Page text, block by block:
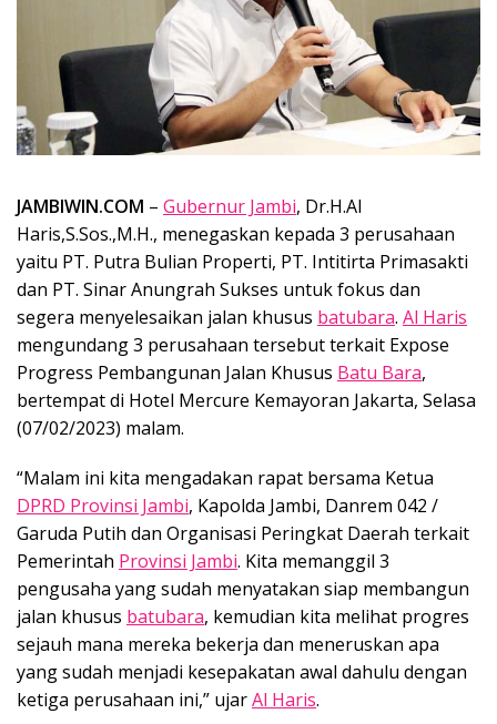
JAMBIWIN.COM – Gubernur Jambi, Dr.H.Al
Haris,S.Sos.,M.H., menegaskan kepada 3 perusahaan
yaitu PT. Putra Bulian Properti, PT. Intitirta Primasakti
dan PT. Sinar Anungrah Sukses untuk fokus dan
segera menyelesaikan jalan khusus batubara. Al Haris
mengundang 3 perusahaan tersebut terkait Expose
Progress Pembangunan Jalan Khusus Batu Bara,
bertempat di Hotel Mercure Kemayoran Jakarta, Selasa
(07/02/2023) malam.
“Malam ini kita mengadakan rapat bersama Ketua
DPRD Provinsi Jambi, Kapolda Jambi, Danrem 042 /
Garuda Putih dan Organisasi Peringkat Daerah terkait
Pemerintah Provinsi Jambi. Kita memanggil 3
pengusaha yang sudah menyatakan siap membangun
jalan khusus batubara, kemudian kita melihat progres
sejauh mana mereka bekerja dan meneruskan apa
yang sudah menjadi kesepakatan awal dahulu dengan
ketiga perusahaan ini,” ujarAl Haris.